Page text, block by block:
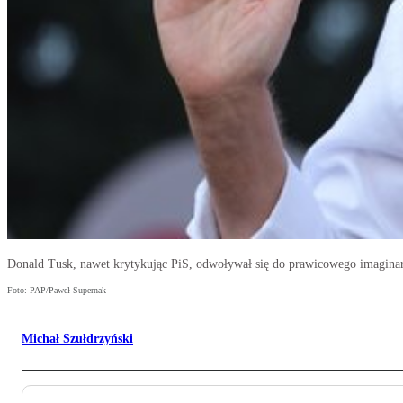
Donald Tusk, nawet krytykując PiS, odwoływał się do prawicowego
Foto: PAP/Paweł Supernak
Michał Szułdrzyński